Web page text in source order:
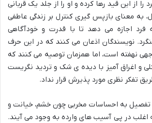
از این قید رها کرده و او را از جلد یک قربانی
به معنای بازپس گیری کنترل بر زندگی عاطفی
اجازه می دهد تا با قدرت و خودآگاهی
نویسندگان اذعان می کنند که در این حرف
نهفته است، اما همزمان توصیه می کنند که
و اغراق آمیز با دیده ی شک و تردید نگریست
تفکر نظری مورد پذیرش قرار نداد.
تفصیل به احساسات مخربی چون خشم، خیانت و
اغلب در پی آسیب های وارده به وجود می آیند.